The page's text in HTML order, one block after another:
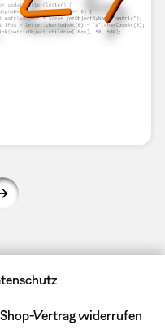
Shop-Vertrag widerrufen